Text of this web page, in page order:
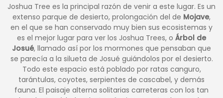
Joshua Tree es la principal razón de venir a este lugar. Es un
extenso parque de desierto, prolongación del de Mojave,
en el que se han conservado muy bien sus ecosistemas y
es el mejor lugar para ver los Joshua Trees, o Árbol de
Josué, llamado así por los mormones que pensaban que
se parecía a la silueta de Josué guiándolos por el desierto.
Todo este espacio está poblado por ratas canguro,
tarántulas, coyotes, serpientes de cascabel, y demás
fauna. El paisaje alterna solitarias carreteras con los tan